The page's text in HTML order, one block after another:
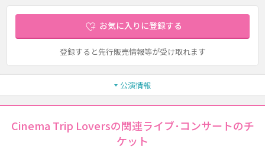
お気に入りに登録する
登録すると先行販売情報等が受け取れます
公演情報
Cinema Trip Loversの関連ライブ･コンサートのチ
ケット